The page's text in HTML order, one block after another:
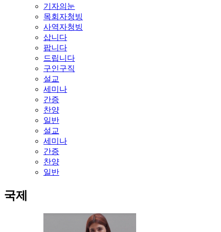
기자의눈
목회자청빙
사역자청빙
삽니다
팝니다
드립니다
구인구직
설교
세미나
간증
찬양
일반
설교
세미나
간증
찬양
일반
국제